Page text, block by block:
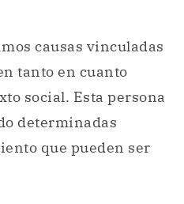
causas vinculadas
tanto en cuanto
social. Esta persona
determinadas
que pueden ser